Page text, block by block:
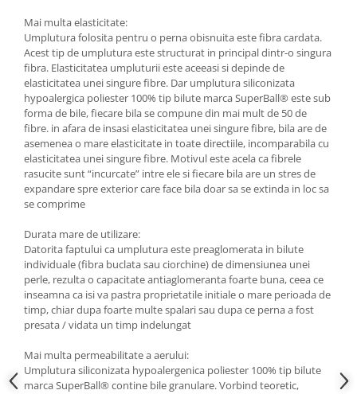
Mai multa elasticitate:
Umplutura folosita pentru o perna obisnuita este fibra cardata.
Acest tip de umplutura este structurat in principal dintr-o singura
fibra. Elasticitatea umpluturii este aceeasi si depinde de
elasticitatea unei singure fibre. Dar umplutura siliconizata
hypoalergica poliester 100% tip bilute marca SuperBall® este sub
forma de bile, fiecare bila se compune din mai mult de 50 de
fibre. in afara de insasi elasticitatea unei singure fibre, bila are de
asemenea o mare elasticitate in toate directiile, incomparabila cu
elasticitatea unei singure fibre. Motivul este acela ca fibrele
rasucite sunt “incurcate” intre ele si fiecare bila are un stres de
expandare spre exterior care face bila doar sa se extinda in loc sa
se comprime
Durata mare de utilizare:
Datorita faptului ca umplutura este preaglomerata in bilute
individuale (fibra buclata sau ciorchine) de dimensiunea unei
perle, rezulta o capacitate antiaglomeranta foarte buna, ceea ce
inseamna ca isi va pastra proprietatile initiale o mare perioada de
timp, chiar dupa foarte multe spalari sau dupa ce perna a fost
presata / vidata un timp indelungat
Mai multa permeabilitate a aerului:
Umplutura siliconizata hypoalergenica poliester 100% tip bilute
marca SuperBall® contine bile granulare. Vorbind teoretic,